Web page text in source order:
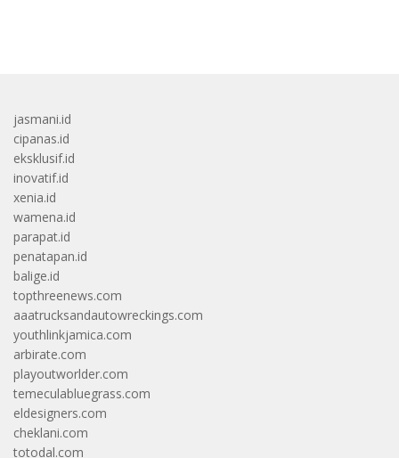
jasmani.id
cipanas.id
eksklusif.id
inovatif.id
xenia.id
wamena.id
parapat.id
penatapan.id
balige.id
topthreenews.com
aaatrucksandautowreckings.com
youthlinkjamica.com
arbirate.com
playoutworlder.com
temeculabluegrass.com
eldesigners.com
cheklani.com
totodal.com